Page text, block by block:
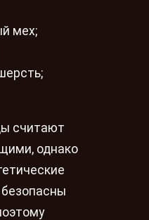
мех;
считают
однако